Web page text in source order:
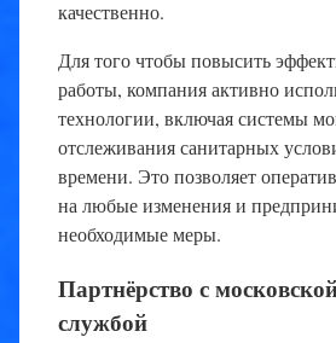
качественно.
Для того чтобы повысить
работы, компания активно
технологии, включая системы
отслеживания санитарных
времени. Это позволяет
на любые изменения и
необходимые меры.
Партнёрство с
службой